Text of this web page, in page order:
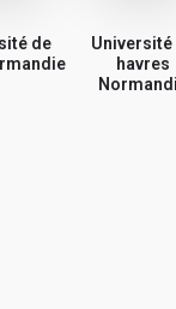
de
Université
havres